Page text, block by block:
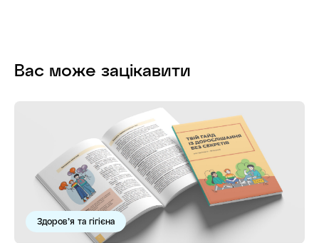
Вас може зацікавити
Здоров’я та гігієна